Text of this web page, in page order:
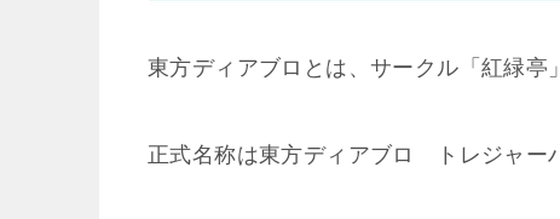
東方ディアブロとは、サークル「紅緑亭
正式名称は東方ディアブロ トレジャー